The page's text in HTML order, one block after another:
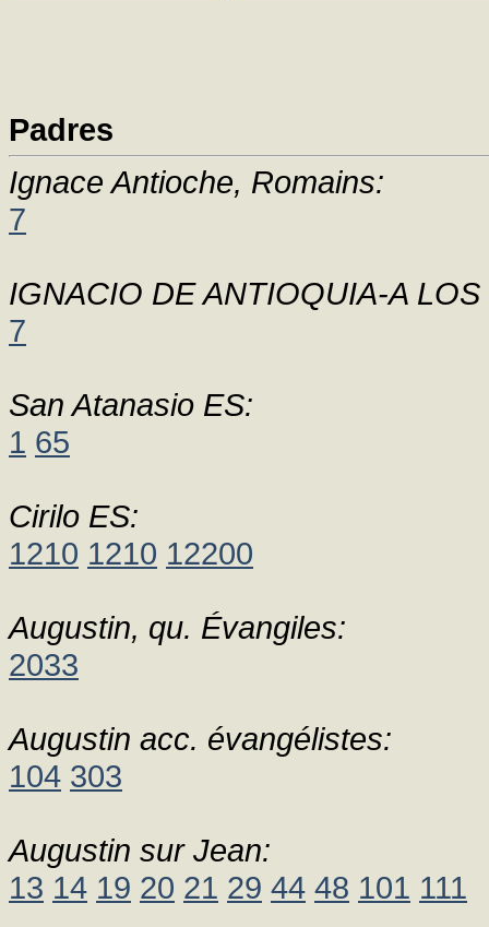
Padres
Ignace Antioche, Romains:
7
IGNACIO DE ANTIOQUIA-A
7
San Atanasio ES:
1 65
Cirilo ES:
1210 1210 12200
Augustin, qu. Évangiles:
2033
Augustin acc. évangélistes:
104 303
Augustin sur Jean:
13 14 19 20 21 29 44 48 101 111